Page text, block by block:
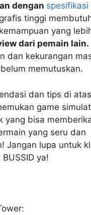
dengan spesifikasi
tinggi
yang
dari pemain lain.
dan kekurangan
memutuskan.
dan tips di
game
yang bisa
yang seru dan
Jangan lupa untuk
ya!